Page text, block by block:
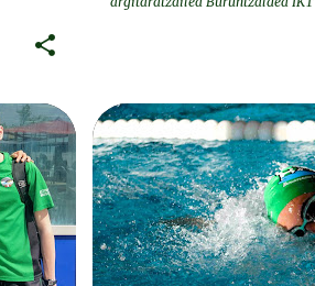
DEIALDIAK-CONVOCATORIAS